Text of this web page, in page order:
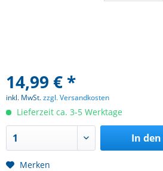
14,99 € *
inkl. MwSt.zzgl. Versandkosten
Lieferzeit ca. 3-5 Werktage
In den
Merken